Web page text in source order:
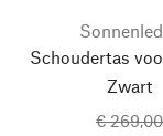
Schoudertas
Zwart
€ 269,00